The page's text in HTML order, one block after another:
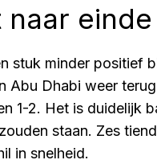
stuk minder positief
Abu Dhabi weer
1-2. Het is duidelijk
staan. Zes
in snelheid.